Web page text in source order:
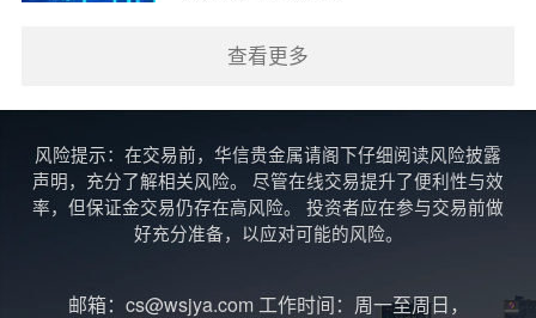
从资本充足率和流动性来看，薛洪言表示，赎回操作短
跟进，资本充足率可能面临跌破监管红线的风险。但通
过“赎旧发新”的动态置换，新债可全额计入对应资本层
级，反而能提升资本补充效率。流动性方面，赎回需支
付大额现金，可能带来短期压力，但新发债券的资金流
查看更多
风险提示：在交易前，华信贵金属请阁下仔细阅读风险披露
声明，充分了解相关风险。 尽管在线交易提升了便利性与效
率，但保证金交易仍存在高风险。 投资者应在参与交易前做
好充分准备，以应对可能的风险。
邮箱：cs@wsjya.com 工作时间：周一至周日，